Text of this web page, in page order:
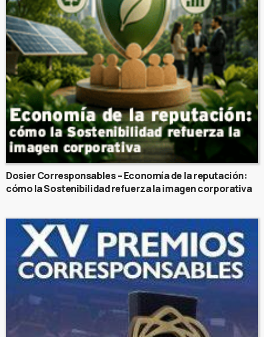
Dosier Corresponsables – Economía de la reputación:
cómo la Sostenibilidad refuerza la imagen corporativa